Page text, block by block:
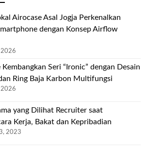
Airocase Asal Jogja Perkenalkan
dengan Konsep Airflow
2026
Seri “Ironic” dengan Desain
Ring Baja Karbon Multifungsi
2026
yang Dilihat Recruiter saat
Kerja, Bakat dan Kepribadian
2023